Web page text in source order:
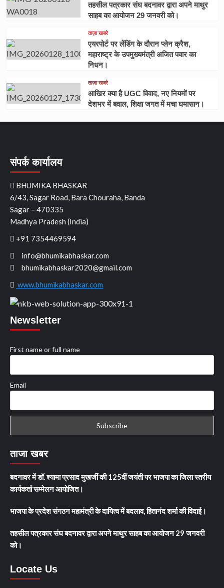
तहसील पत्रकार संघ बदनावर द्वारा अपने माथुर
साहब का आयोजन 29 जनवरी को।
ताज़ा खबरे
एयरपोर्ट पर लेंडिंग के दौरान प्लेन क्रैश,
महाराष्ट्र के उपमुख्यमंत्री अजित पवार का
निधन।
ताज़ा खबरे
आखिर क्या है UGC विवाद, नए नियमों पर
देशभर में बवाल, शिक्षा जगत में मचा घमासान।
संपर्क कार्यालय
BHUMIKA BHASKAR
6/43, Sagar Road, Bara Chouraha, Banda
Sagar – 470335
Madhya Pradesh (India)
+91 7354469594
info@bhumikabhaskar.com
bhumikabhaskar2020@gmail.com
www.bhumikabhaskar.com
Newsletter
First name or full name
Email
ताजा खबर
बदनावर में डॉ. श्यामा प्रसाद मुखर्जी की 125वीं जयंती पर भाजपा का जिला स्तरीय
कार्यकर्ता सम्मेलन आयोजित।
भाजपा के प्रदेश संगठन महामंत्री के दायित्व में बदलाव, हितानंद शर्मा की विदाई।
तहसील पत्रकार संघ बदनावर द्वारा अपने माथुर साहब का आयोजन 29 जनवरी
को।
Locate Us